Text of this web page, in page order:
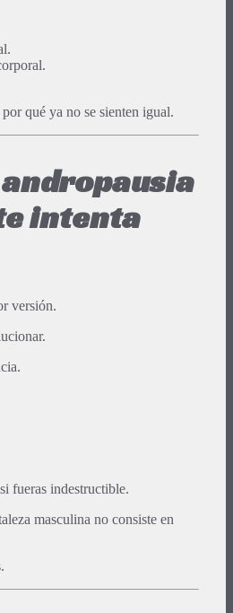
qué ya no se sienten igual.
andropausia
intenta
versión.
fueras indestructible.
masculina no consiste en